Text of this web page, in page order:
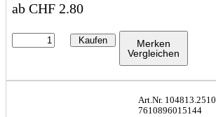
ab CHF 2.80
Kaufen
Merken
Vergleichen
Art.Nr. 104813.2510
7610896015144